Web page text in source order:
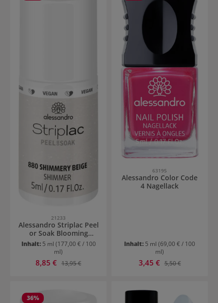
21233
Alessandro Striplac Peel
or Soak Blooming
Spring
Inhalt: 5 ml (177,00 € / 100
ml)
Verkaufspreis:
8,85 € Regulärer Preis:
13,95 €
63195
Alessandro Color Code
4 Nagellack
Inhalt: 5 ml (69,00 € / 100
ml)
Verkaufspreis:
3,45 € Regulärer Preis:
5,50 €
36%